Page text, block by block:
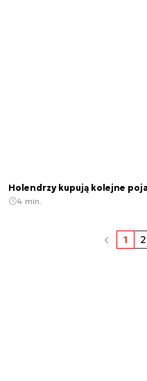
Holendrzy kupują kolejne
4 min.
1 2